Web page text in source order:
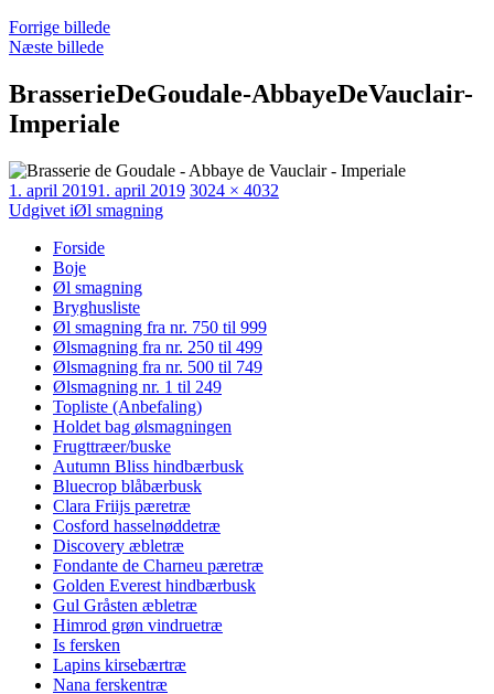
Forrige billede
Næste billede
BrasserieDeGoudale-AbbayeDeVauclair-
Imperiale
Udgivet
1. april 20191. april 2019 Faktisk
3024 × 4032
Indlægsnavigation
Udgivet iØl smagning
Forside
Boje
Øl smagning
Bryghusliste
Øl smagning fra nr. 750 til 999
Ølsmagning fra nr. 250 til 499
Ølsmagning fra nr. 500 til 749
Ølsmagning nr. 1 til 249
Topliste (Anbefaling)
Holdet bag ølsmagningen
Frugttræer/buske
Autumn Bliss hindbærbusk
Bluecrop blåbærbusk
Clara Friijs pæretræ
Cosford hasselnøddetræ
Discovery æbletræ
Fondante de Charneu pæretræ
Golden Everest hindbærbusk
Gul Gråsten æbletræ
Himrod grøn vindruetræ
Is fersken
Lapins kirsebærtræ
Nana ferskentræ